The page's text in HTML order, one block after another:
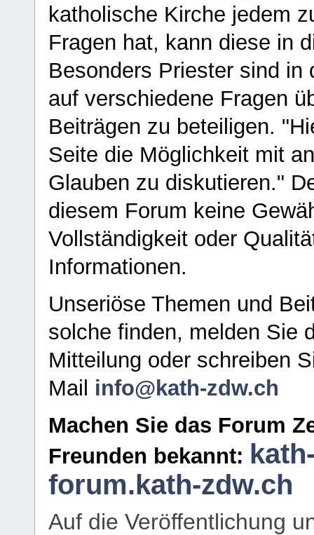
katholische Kirche jedem
Fragen hat, kann diese in
Besonders Priester sind in
auf verschiedene Fragen
Beiträgen zu beteiligen.
Seite die Möglichkeit mit
Glauben zu diskutieren."
diesem Forum keine
Vollständigkeit oder
Informationen.
Unseriöse Themen und
solche finden, melden Sie
Mitteilung oder schreiben
Mail info@kath-zdw.ch
Machen Sie das Forum
Freunden bekannt:
forum.kath-zdw.ch
Auf die Veröffentlichung